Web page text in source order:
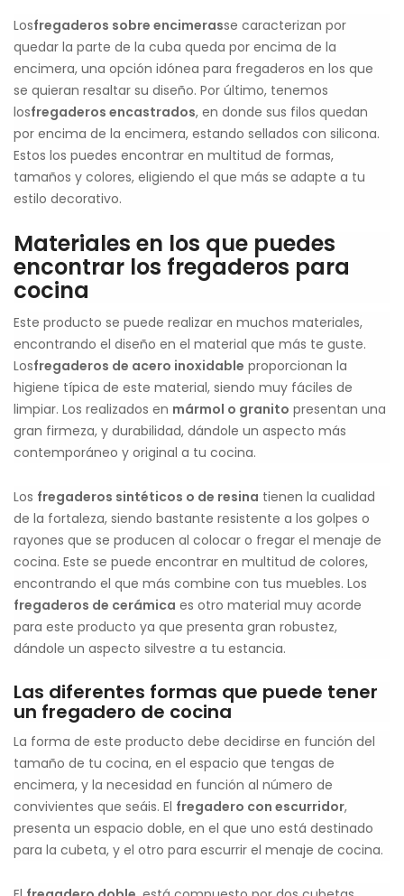
Losfregaderos sobre encimerasse caracterizan por
quedar la parte de la cuba queda por encima de la
encimera, una opción idónea para fregaderos en los que
se quieran resaltar su diseño. Por último, tenemos
losfregaderos encastrados, en donde sus filos quedan
por encima de la encimera, estando sellados con silicona.
Estos los puedes encontrar en multitud de formas,
tamaños y colores, eligiendo el que más se adapte a tu
estilo decorativo.
Materiales en los que puedes
encontrar los fregaderos para
cocina
Este producto se puede realizar en muchos materiales,
encontrando el diseño en el material que más te guste.
Losfregaderos de acero inoxidable proporcionan la
higiene típica de este material, siendo muy fáciles de
limpiar. Los realizados en mármol o granito presentan una
gran firmeza, y durabilidad, dándole un aspecto más
contemporáneo y original a tu cocina.
Los fregaderos sintéticos o de resina tienen la cualidad
de la fortaleza, siendo bastante resistente a los golpes o
rayones que se producen al colocar o fregar el menaje de
cocina. Este se puede encontrar en multitud de colores,
encontrando el que más combine con tus muebles. Los
fregaderos de cerámica es otro material muy acorde
para este producto ya que presenta gran robustez,
dándole un aspecto silvestre a tu estancia.
Las diferentes formas que puede tener
un fregadero de cocina
La forma de este producto debe decidirse en función del
tamaño de tu cocina, en el espacio que tengas de
encimera, y la necesidad en función al número de
convivientes que seáis. El fregadero con escurridor,
presenta un espacio doble, en el que uno está destinado
para la cubeta, y el otro para escurrir el menaje de cocina.